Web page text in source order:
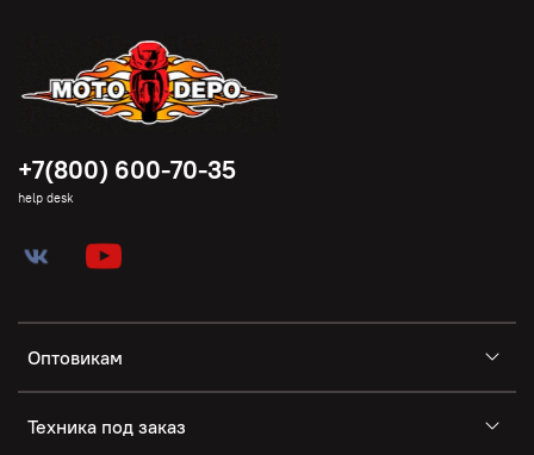
Оптовикам
Техника под заказ
+7(800) 600-70-35
help desk